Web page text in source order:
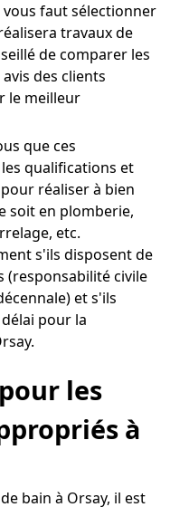
faut sélectionner
travaux de
de comparer les
des clients
le meilleur
que ces
qualifications et
réaliser à bien
soit en plomberie,
etc.
s'ils disposent de
(responsabilité civile
et s'ils
pour la
les
à
bain à Orsay, il est